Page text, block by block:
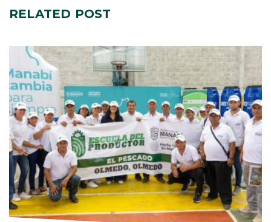
RELATED POST